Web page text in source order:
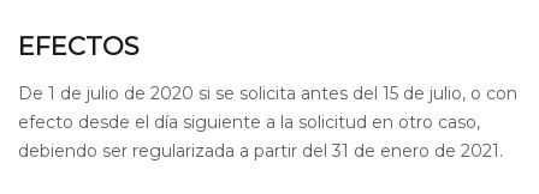
EFECTOS
De 1 de julio de 2020 si se solicita antes del 15 de julio, o con
efecto desde el día siguiente a la solicitud en otro caso,
debiendo ser regularizada a partir del 31 de enero de 2021.